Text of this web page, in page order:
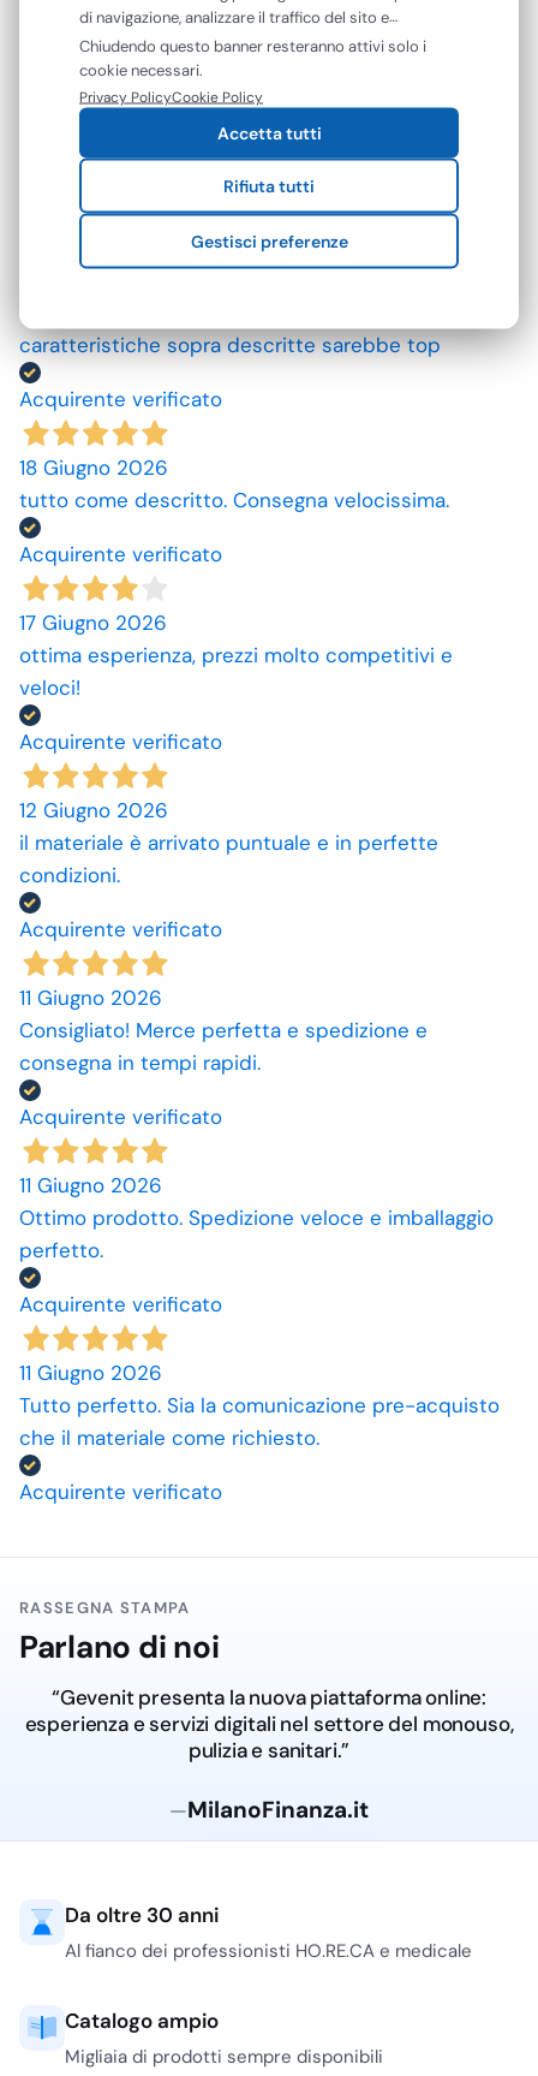
Acquirente verificato
09 Luglio 2026
assorbenti. Però non male se si potesse avere le
caratteristiche sopra descritte sarebbe top
Acquirente verificato
18 Giugno 2026
tutto come descritto. Consegna velocissima.
Acquirente verificato
17 Giugno 2026
ottima esperienza, prezzi molto competitivi e
veloci!
Acquirente verificato
12 Giugno 2026
il materiale è arrivato puntuale e in perfette
condizioni.
Acquirente verificato
11 Giugno 2026
Consigliato! Merce perfetta e spedizione e
consegna in tempi rapidi.
Acquirente verificato
11 Giugno 2026
Ottimo prodotto. Spedizione veloce e imballaggio
perfetto.
Acquirente verificato
11 Giugno 2026
Tutto perfetto. Sia la comunicazione pre-acquisto
che il materiale come richiesto.
Acquirente verificato
RASSEGNA STAMPA
Parlano di noi
“Gevenit presenta la nuova piattaforma online:
esperienza e servizi digitali nel settore del monouso,
pulizia e sanitari.”
—MilanoFinanza.it
Da oltre 30 anni
Al fianco dei professionisti HO.RE.CA e medicale
Catalogo ampio
Migliaia di prodotti sempre disponibili
di navigazione, analizzare il traffico del sito e
mostrarti contenuti e pubblicità personalizzati. Puoi
accettare tutti i cookie oppure gestire le tue
preferenze. Puoi modificare o revocare il consenso in
qualsiasi momento.
Chiudendo questo banner resteranno attivi solo i
cookie necessari.
Privacy PolicyCookie Policy
Accetta tutti
Rifiuta tutti
Gestisci preferenze